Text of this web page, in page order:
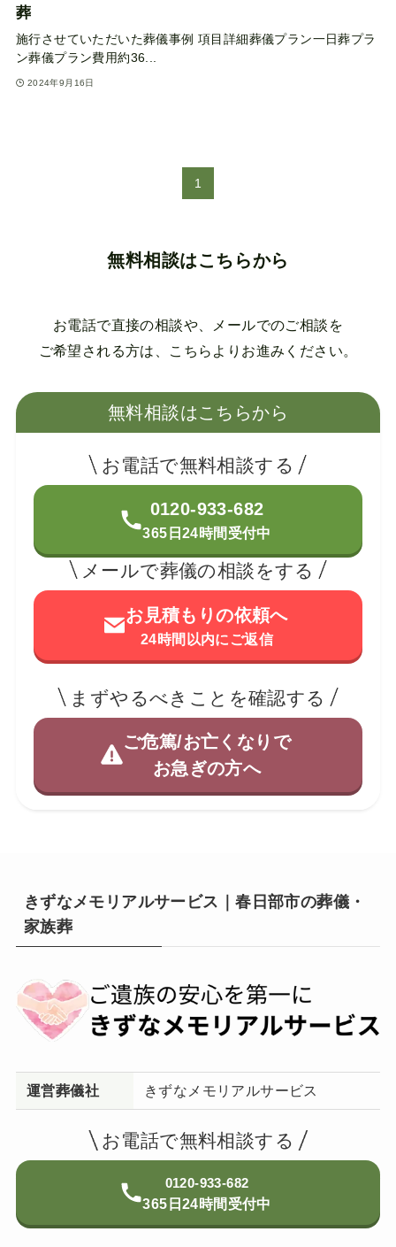
葬
施行させていただいた葬儀事例 項目詳細葬儀プラン一日葬プラ
ン葬儀プラン費用約36...
2024年9月16日
1
無料相談はこちらから
お電話で直接の相談や、メールでのご相談を
ご希望される方は、こちらよりお進みください。
無料相談はこちらから
お電話で無料相談する
0120-933-682
365日24時間受付中
メールで葬儀の相談をする
お見積もりの依頼へ
24時間以内にご返信
まずやるべきことを確認する
ご危篤/お亡くなりで
お急ぎの方へ
きずなメモリアルサービス｜春日部市の葬儀・
家族葬
運営葬儀社 きずなメモリアルサービス
お電話で無料相談する
0120-933-682
365日24時間受付中